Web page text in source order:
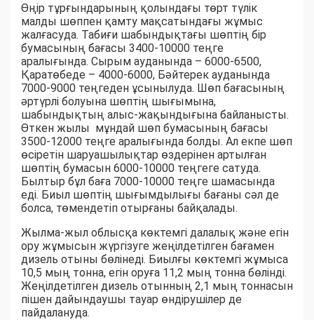
Өңір тұрғындарының қолындағы төрт түлік
малды шөппен қамту мақсатындағы жұмыс
жалғасуда. Табиғи шабындықтағы шөптің бір
бумасының бағасы 3400-10000 теңге
аралығында. Сырым ауданында – 6000-6500,
Қаратөбеде – 4000-6000, Бәйтерек ауданында
7000-9000 теңгеден ұсынылуда. Шөп бағасының
әртүрлі болуына шөптің шығымына,
шабындықтың алыс-жақындығына байланысты.
Өткен жылы мұндай шөп бумасының бағасы
3500-12000 теңге аралығында болды. Ал екпе шөп
өсіретін шаруашылықтар өздерінен артылған
шөптің бумасын 6000-10000 теңгеге сатуда.
Былтыр бұл баға 7000-10000 теңге шамасында
еді. Биыл шөптің шығымдылығы бағаны сәл де
болса, төмендетіп отырғаны байқалады.
Жылма-жыл облысқа көктемгі далалық және егін
ору жұмысын жүргізуге жеңілдетілген бағамен
дизель отыны бөлінеді. Биылғы көктемгі жұмыса
10,5 мың тонна, егін оруға 11,2 мың тонна бөлінді.
Жеңілдетілген дизель отынның 2,1 мың тоннасын
пішен дайындаушы тауар өндірушілер де
пайдалануда.